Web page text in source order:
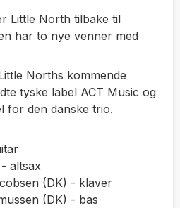
Little North tilbake til
har to nye venner med
Norths kommende
tyske label ACT Music og
for den danske trio.
altsax
(DK) - klaver
(DK) - bas